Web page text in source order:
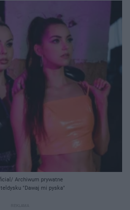
Archiwum prywatne
"Dawaj mi pyska"